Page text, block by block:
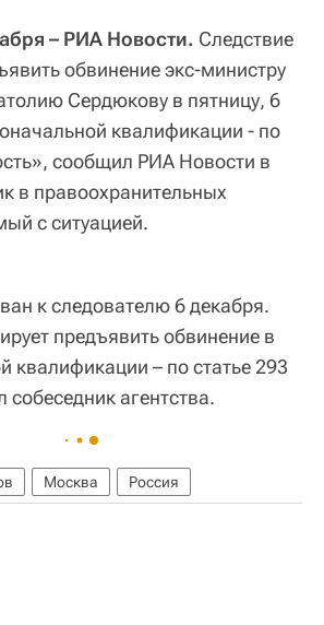
– РИА Новости. Следствие
обвинение экс-министру
Сердюкову в пятницу, 6
квалификации - по
сообщил РИА Новости в
в правоохранительных
с ситуацией.
к следователю 6 декабря.
предъявить обвинение в
квалификации – по статье 293
агентства.
Москва Россия